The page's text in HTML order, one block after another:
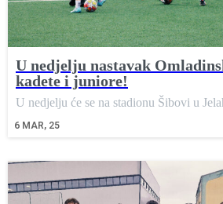
U nedjelju nastavak
kadete i juniore!
6 MAR, 25
U nedjelju će se na stadionu Šibovi u